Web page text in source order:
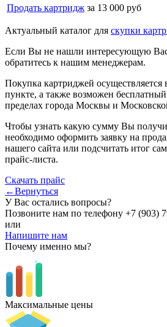
Продать картридж за 13 000 руб
Актуальный каталог для скупки
Если Вы не нашли интересующую Вас
обратитесь к нашим менеджерам.
Покупка картриджей
пункте, а также возможен
пределах города Москвы и
Чтобы узнать какую сумму Вы
необходимо оформить заявку на
нашего сайта или подсчитать итог
прайс-листа.
Скачать прайс
←Вернуться
У Вас остались вопросы?
Позвоните нам по телефону +7 (903)
или
Напишите нам
Почему именно мы?
Максимальные цены